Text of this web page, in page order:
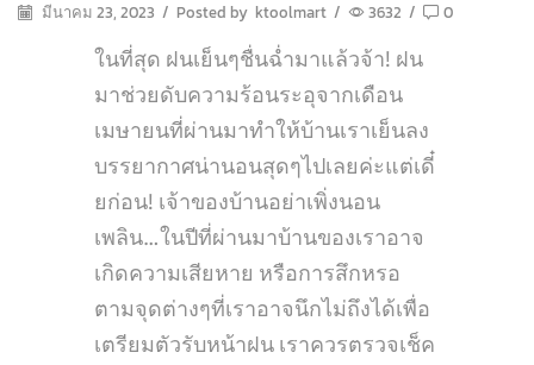
มีนาคม 23, 2023 / Posted by ktoolmart / 3632 / 0
ในที่สุด ฝนเย็นๆชื่นฉ่ำมาแล้วจ้า! ฝน
มาช่วยดับความร้อนระอุจากเดือน
เมษายนที่ผ่านมาทำให้บ้านเราเย็นลง
บรรยากาศน่านอนสุดๆไปเลยค่ะแต่เดี๋
ยก่อน! เจ้าของบ้านอย่าเพิ่งนอน
เพลิน…ในปีที่ผ่านมาบ้านของเราอาจ
เกิดความเสียหาย หรือการสึกหรอ
ตามจุดต่างๆที่เราอาจนึกไม่ถึงได้เพื่อ
เตรียมตัวรับหน้าฝน เราควรตรวจเช็ค